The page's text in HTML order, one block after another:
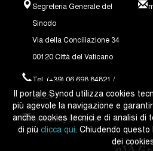
Segreteria Generale del
Sinodo
Via della Conciliazione 34
00120 Città del Vaticano
Tel. (+39) 06 698 84821 /
84324
synodus@synod.va
Il portale Synod utilizza cookies
più agevole la navigazione e
anche cookies tecnici e di analisi di
di più clicca qui. Chiudendo questo
dei